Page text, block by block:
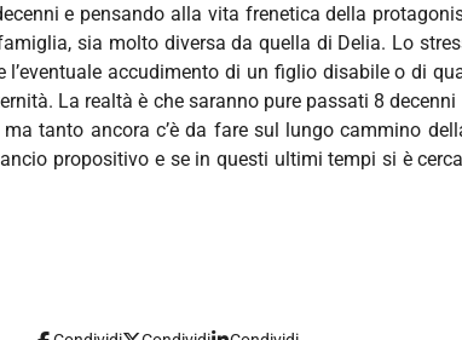
e pensando alla vita frenetica della
sia molto diversa da quella di Delia. Lo
accudimento di un figlio disabile o di
La realtà è che saranno pure passati 8
tanto ancora c’è da fare sul lungo cammino
propositivo e se in questi ultimi tempi si è